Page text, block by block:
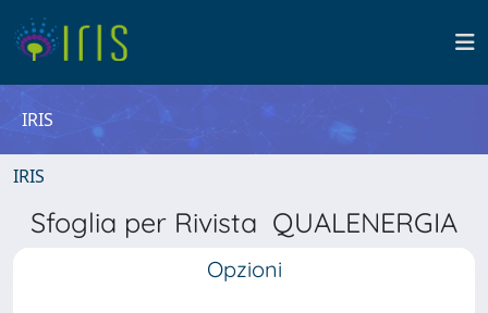
IRIS
IRIS
Sfoglia per Rivista QUALENERGIA
Opzioni